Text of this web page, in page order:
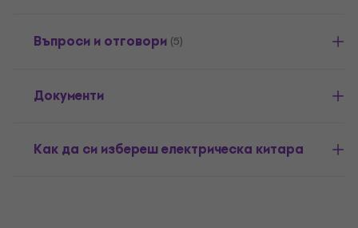
Въпроси и отговори (5)
Документи
Как да си избереш електрическа китара